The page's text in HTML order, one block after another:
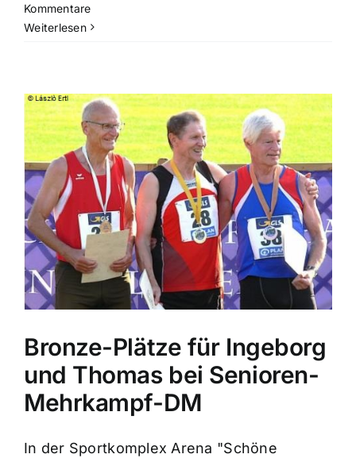
Kommentare
Weiterlesen
Bronze-Plätze für Ingeborg
und Thomas bei Senioren-
Mehrkampf-DM
In der Sportkomplex Arena "Schöne